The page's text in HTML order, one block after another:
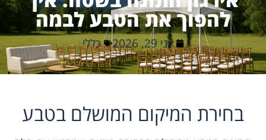
להפוך את הטבע לבמה
יוני 29, 2026 כללי
בחירת המיקום המושלם בטבע